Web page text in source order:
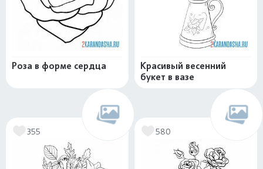
Роза в форме сердца
Красивый весенний
букет в вазе
355 580